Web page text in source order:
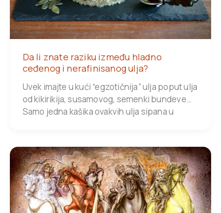
Da li znate raziku između hladno
ceđenog i nerafinisanog ulja?
Uvek imajte u kući “egzotičnija” ulja poput ulja
od kikirikija, susamovog, semenki bundeve…
Samo jedna kašika ovakvih ulja sipana u